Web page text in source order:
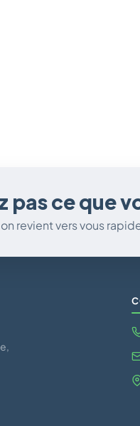
pas ce que
revient vers vous